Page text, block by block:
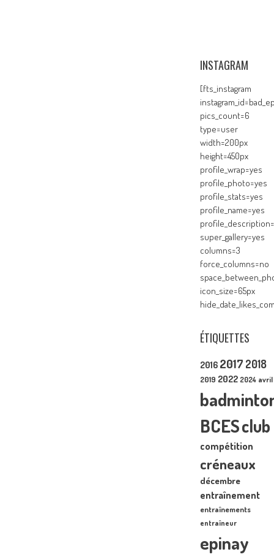
INSTAGRAM
[fts_instagram
pics_count=6
type=user
width=200px
height=450px
profile_wrap=yes
profile_photo=yes
profile_stats=yes
profile_name=yes
super_gallery=yes
columns=3
force_columns=no
icon_size=65px
ÉTIQUETTES
2016 2017 2018
2019 2022 2024 avril
BCESclub
compétition
créneaux
décembre
entraînement
entraînements
entraîneur
epinay